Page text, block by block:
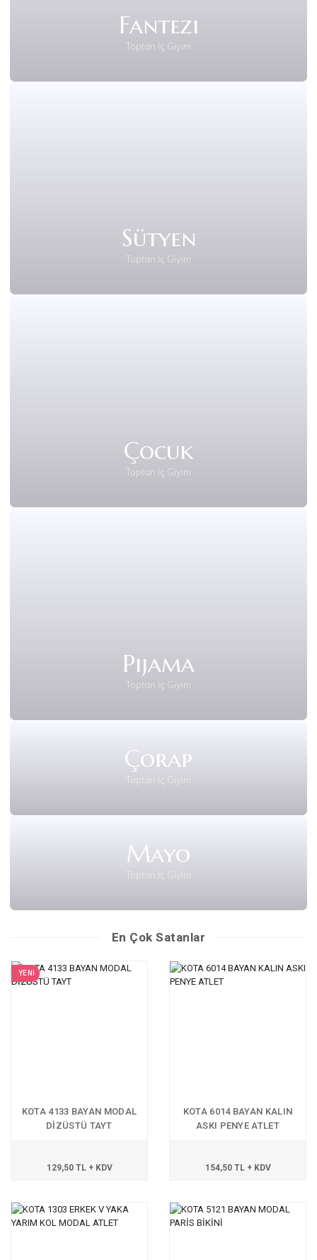
Fantezi
Toptan İç Giyim
Sütyen
Toptan İç Giyim
Çocuk
Toptan İç Giyim
Pijama
Toptan İç Giyim
Çorap
Toptan İç Giyim
Mayo
Toptan İç Giyim
En Çok Satanlar
YENİ
KOTA 4133 BAYAN MODAL
DİZÜSTÜ TAYT
129,50 TL + KDV
KOTA 6014 BAYAN KALIN
ASKI PENYE ATLET
154,50 TL + KDV